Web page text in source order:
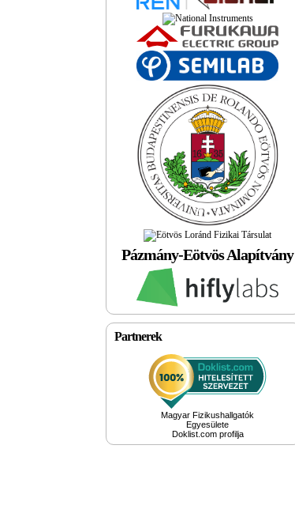
Pázmány-Eötvös Alapítvány
Partnerek
Magyar Fizikushallgatók
Egyesülete
Doklist.com profilja